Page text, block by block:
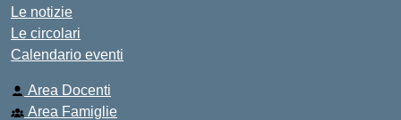
Le notizie
Le circolari
Calendario eventi
Area Docenti
Area Famiglie